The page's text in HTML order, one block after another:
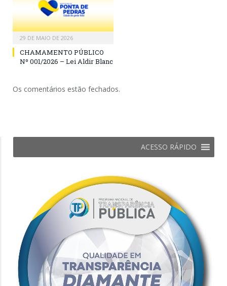
29 DE MAIO DE 2026
CHAMAMENTO PÚBLICO
Nº 001/2026 – Lei Aldir Blanc
Os comentários estão fechados.
ACESSO RÁPIDO